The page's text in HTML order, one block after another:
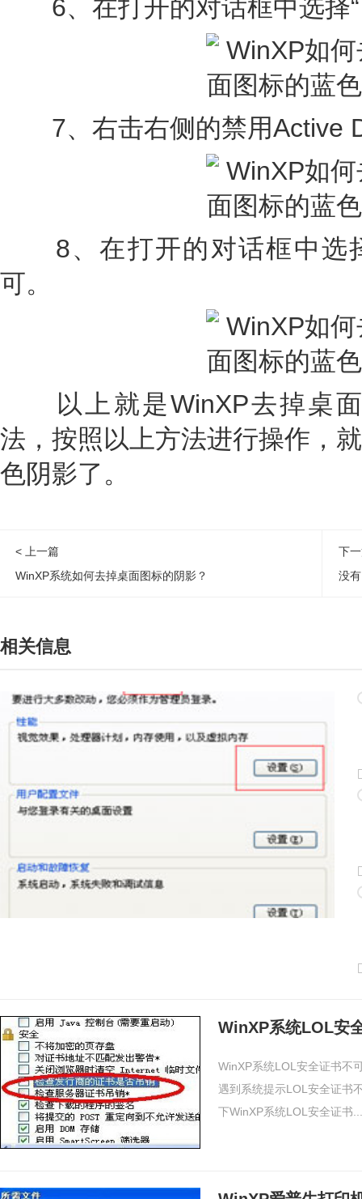
6、在打开的对话框中选择“
7、右击右侧的禁用Active
8、在打开的对话框中选
可。
以上就是WinXP去掉桌面
法，按照以上方法进行操作，
色阴影了。
< 上一篇
WinXP系统如何去掉桌面图标的阴影？
下
没
相关信息
WinXP系统LOL安
WinXP系统LOL安全证书不
遇到系统提示LOL安全证书
下WinXP系统LOL安全证书...